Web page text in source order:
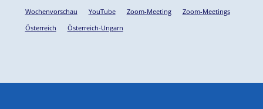
Wochenvorschau
YouTube Zoom-Meeting
Zoom-Meetings
Österreich
Österreich-Ungarn